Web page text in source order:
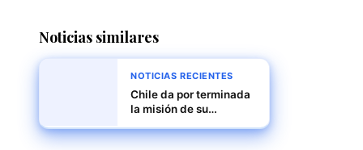
Noticias similares
NOTICIAS RECIENTES
Chile da por terminada
la misión de su
Venezuela en medio de